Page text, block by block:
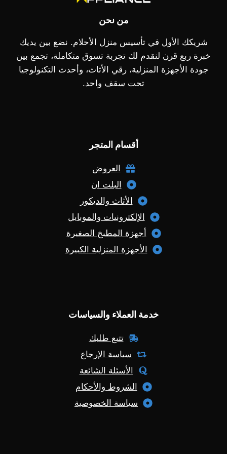
من نحن
شريكك الأول في تأسيس منزل الأحلام. نضع بين يديك
خبرة ربع قرن لنقدم لك تجربة تسوق متكاملة، تجمع بين
جودة الأجهزة المنزلية، رقي الأثاث، وأحدث التكنولوجيا
تحت سقف واحد.
أقسام المتجر
العروض
البلت ان
الأثاث والديكور
الإلكترونيات والموبايل
أجهزة المطبخ الصغيرة
الأجهزة المنزلية الكبيرة
خدمة العملاء والسياسات
تتبع طلبك
سياسة الإرجاع
الأسئلة الشائعة
الشروط والأحكام
سياسة الخصوصية